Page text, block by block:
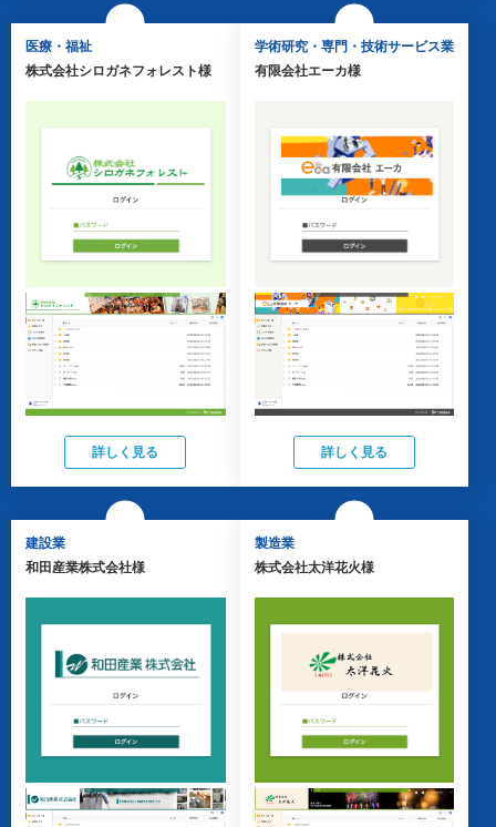
医療・福祉
株式会社シロガネフォレスト様
詳しく見る
学術研究・専門・技術サービス業
有限会社エーカ様
詳しく見る
建設業
和田産業株式会社様
製造業
株式会社太洋花火様